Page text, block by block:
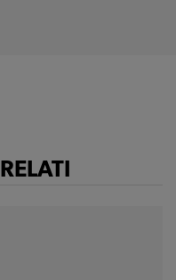
per